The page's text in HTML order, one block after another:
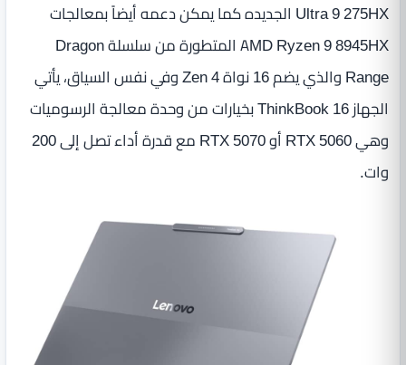
Ultra 9 275HX الجديده كما يمكن دعمه أيضاً بمعالجات
AMD Ryzen 9 8945HX المتطورة من سلسلة Dragon
Range والذي يضم 16 نواة Zen 4 وفي نفس السياق، يأتي
الجهاز ThinkBook 16 بخيارات من وحدة معالجة الرسوميات
وهي RTX 5060 أو RTX 5070 مع قدرة أداء تصل إلى 200
وات.